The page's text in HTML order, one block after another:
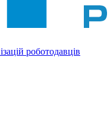
роботодавців